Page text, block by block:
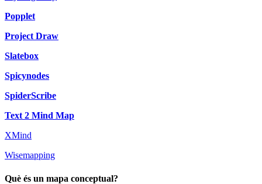
Popplet
Project Draw
Slatebox
Spicynodes
SpiderScribe
Text 2 Mind Map
XMind
Wisemapping
Què és un mapa conceptual?